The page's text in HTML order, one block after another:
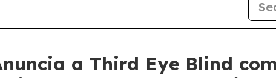
a Third Eye Blind